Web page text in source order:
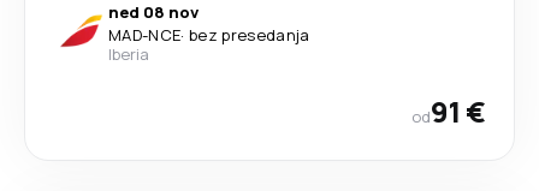
ned 08 nov
MAD-NCE· bez presedanja
Iberia
od91 €